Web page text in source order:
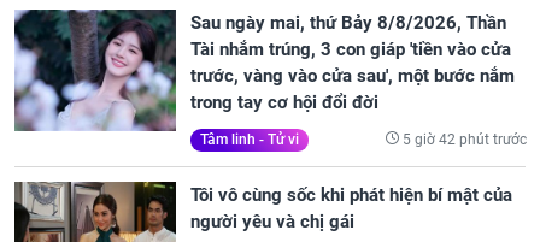
Sau ngày mai, thứ Bảy 8/8/2026, Thần
Tài nhắm trúng, 3 con giáp 'tiền vào cửa
trước, vàng vào cửa sau', một bước nắm
trong tay cơ hội đổi đời
Tâm linh - Tử vi 5 giờ 42 phút trước
Tôi vô cùng sốc khi phát hiện bí mật của
người yêu và chị gái